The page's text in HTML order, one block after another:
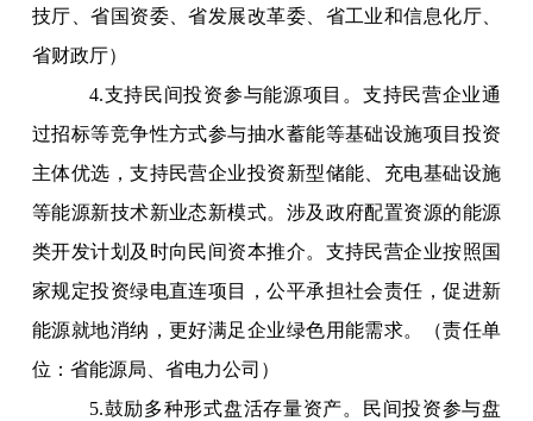
技厅、省国资委、省发展改革委、省工业和信息化厅、
省财政厅）
4.支持民间投资参与能源项目。支持民营企业通
过招标等竞争性方式参与抽水蓄能等基础设施项目投资
主体优选，支持民营企业投资新型储能、充电基础设施
等能源新技术新业态新模式。涉及政府配置资源的能源
类开发计划及时向民间资本推介。支持民营企业按照国
家规定投资绿电直连项目，公平承担社会责任，促进新
能源就地消纳，更好满足企业绿色用能需求。（责任单
位：省能源局、省电力公司）
5.鼓励多种形式盘活存量资产。民间投资参与盘